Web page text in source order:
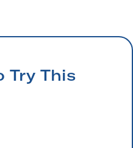
Try This